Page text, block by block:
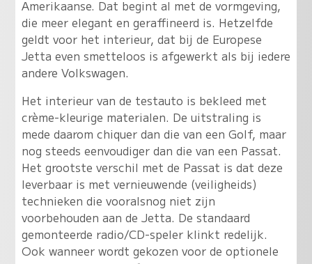
Amerikaanse. Dat begint al met de vormgeving,
die meer elegant en geraffineerd is. Hetzelfde
geldt voor het interieur, dat bij de Europese
Jetta even smetteloos is afgewerkt als bij iedere
andere Volkswagen.
Het interieur van de testauto is bekleed met
crème-kleurige materialen. De uitstraling is
mede daarom chiquer dan die van een Golf, maar
nog steeds eenvoudiger dan die van een Passat.
Het grootste verschil met de Passat is dat deze
leverbaar is met vernieuwende (veiligheids)
technieken die vooralsnog niet zijn
voorbehouden aan de Jetta. De standaard
gemonteerde radio/CD-speler klinkt redelijk.
Ook wanneer wordt gekozen voor de optionele